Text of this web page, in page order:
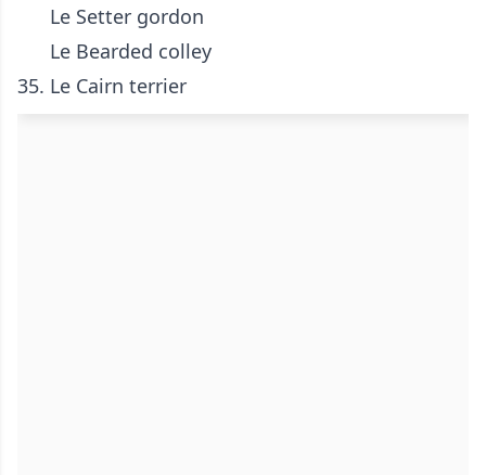
Le Setter gordon
Le Bearded colley
35. Le Cairn terrier